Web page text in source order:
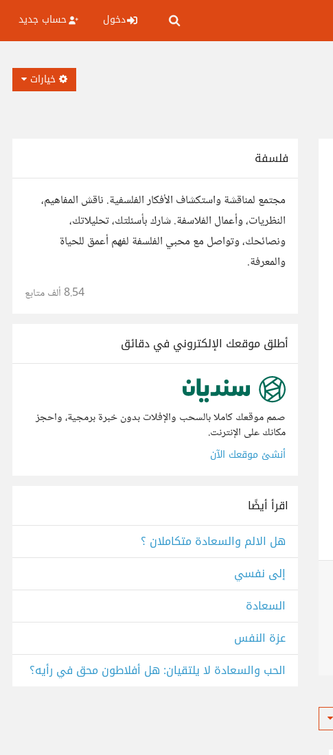
دخول حساب جديد
خيارات
فلسفة
مجتمع لمناقشة واستكشاف الأفكار الفلسفية. ناقش المفاهيم،
النظريات، وأعمال الفلاسفة. شارك بأسئلتك، تحليلاتك،
ونصائحك، وتواصل مع محبي الفلسفة لفهم أعمق للحياة
والمعرفة.
8.54 ألف متابع
أطلق موقعك الإلكتروني في دقائق
صمم موقعك كاملا بالسحب والإفلات بدون خبرة برمجية، واحجز
مكانك على الإنترنت.
أنشئ موقعك الآن
اقرأ أيضًا
هل الالم والسعادة متكاملان ؟
إلى نفسي
السعادة
عزة النفس
الحب والسعادة لا يلتقيان: هل أفلاطون محق في رأيه؟